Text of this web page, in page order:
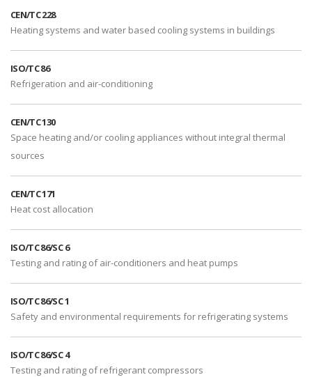
CEN/TC 228
Heating systems and water based cooling systems in buildings
ISO/TC 86
Refrigeration and air-conditioning
CEN/TC 130
Space heating and/or cooling appliances without integral thermal
sources
CEN/TC 171
Heat cost allocation
ISO/TC 86/SC 6
Testing and rating of air-conditioners and heat pumps
ISO/TC 86/SC 1
Safety and environmental requirements for refrigerating systems
ISO/TC 86/SC 4
Testing and rating of refrigerant compressors